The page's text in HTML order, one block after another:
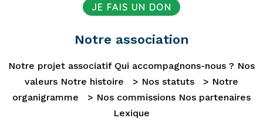
JE FAIS UN DON
Notre association
Notre projet associatif Qui accompagnons-nous ? Nos
valeurs Notre histoire > Nos statuts
> Notre
organigramme
> Nos commissions Nos partenaires
Lexique